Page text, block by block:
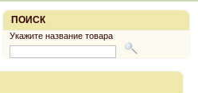
ПОИСК
Укажите название товара